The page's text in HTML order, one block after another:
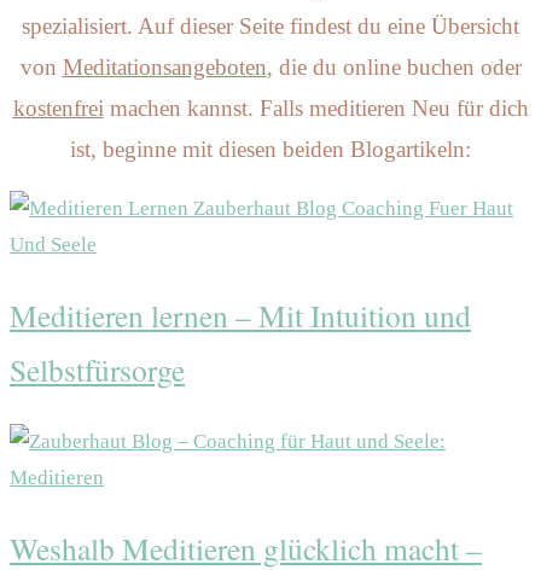
spezialisiert. Auf dieser Seite findest du eine Übersicht
von Meditationsangeboten, die du online buchen oder
kostenfreimachen kannst. Falls meditieren Neu für dich
ist, beginne mit diesen beiden Blogartikeln:
Meditieren lernen – Mit Intuition und
Selbstfürsorge
Weshalb Meditieren glücklich macht –